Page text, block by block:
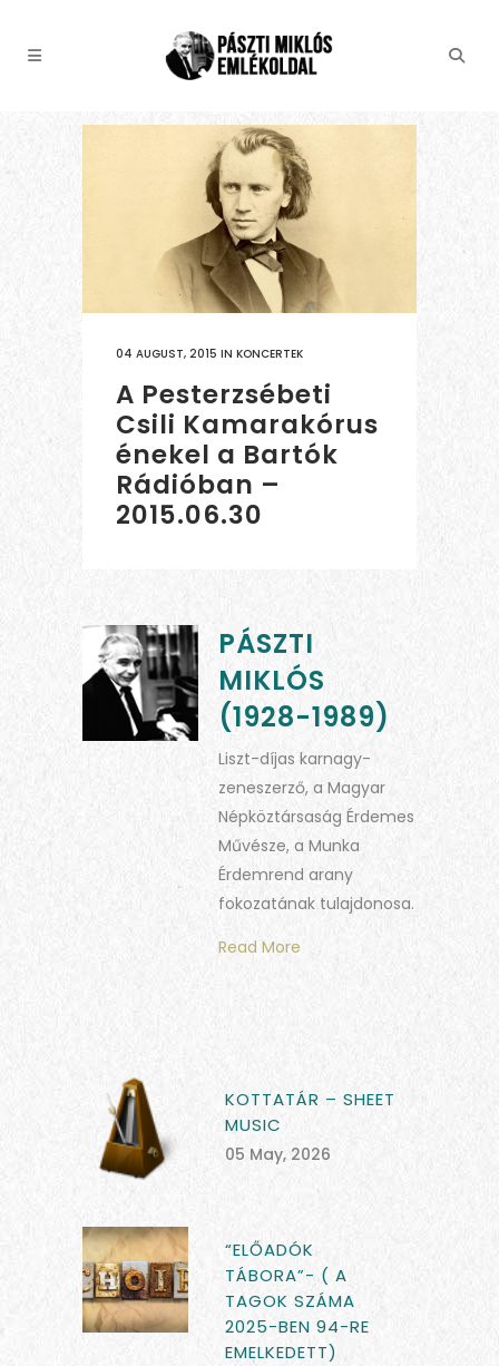
04 AUGUST, 2015 IN KONCERTEK
A Pesterzsébeti
Csili Kamarakórus
énekel a Bartók
Rádióban –
2015.06.30
PÁSZTI
MIKLÓS
(1928-1989)
Liszt-díjas karnagy-
zeneszerző, a Magyar
Népköztársaság Érdemes
Művésze, a Munka
Érdemrend arany
fokozatának tulajdonosa.
Read More
KOTTATÁR – SHEET
MUSIC
05 May, 2026
“ELŐADÓK
TÁBORA”- ( A
TAGOK SZÁMA
2025-BEN 94-RE
EMELKEDETT)